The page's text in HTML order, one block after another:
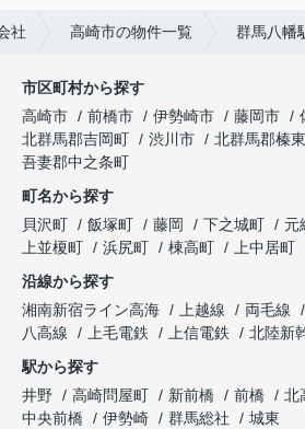
社 高崎市の物件一覧 群馬八幡
市区町村から探す
高崎市
前橋市 伊勢崎市 藤岡市
北群馬郡吉岡町
渋川市 北群馬郡榛
吾妻郡中之条町
町名から探す
貝沢町
飯塚町 藤岡 下之城町 元
上並榎町
浜尻町 棟高町
上中居町
沿線から探す
湘南新宿ライン高海
上越線 両毛線
八高線
上毛電鉄 上信電鉄 北陸新
駅から探す
井野
高崎問屋町 新前橋 前橋 北
中央前橋
伊勢崎 群馬総社 城東